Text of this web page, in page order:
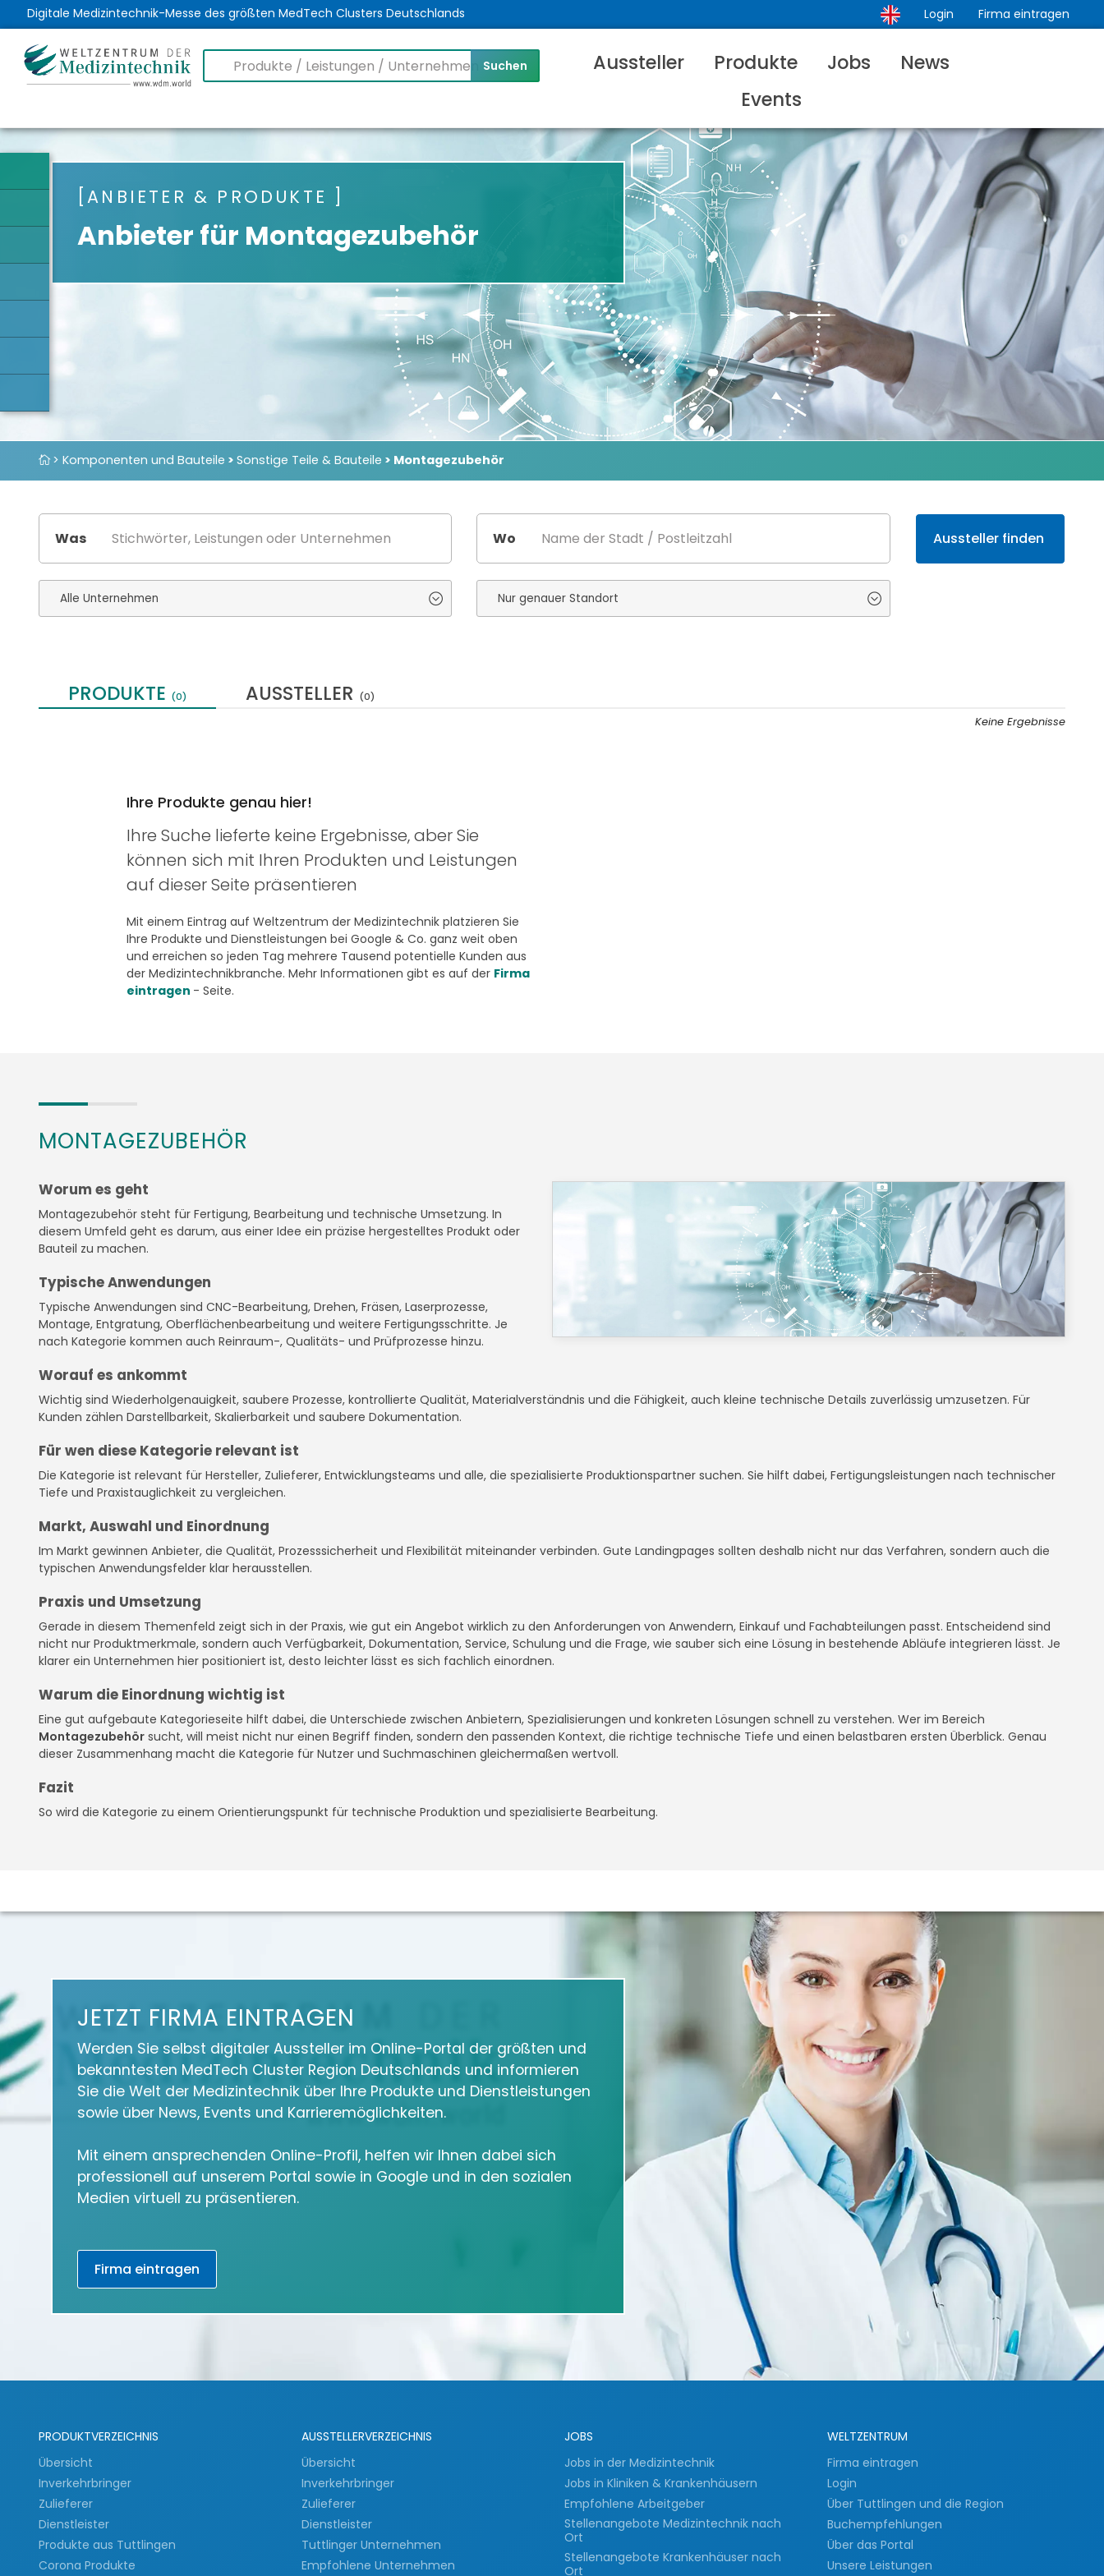
Digitale Medizintechnik-Messe des größten MedTech Clusters Deutschlands Login Firma eintragen
Aussteller Produkte Jobs
News
Events
ANBIETER & PRODUKTE
Anbieter für Montagezubehör
> Komponenten und Bauteile > Sonstige Teile & Bauteile > Montagezubehör
Was Wo
PRODUKTE (0) AUSSTELLER (0)
Keine Ergebnisse
Ihre Produkte genau hier!
Ihre Suche lieferte keine Ergebnisse, aber Sie
können sich mit Ihren Produkten und Leistungen
auf dieser Seite präsentieren
Mit einem Eintrag auf Weltzentrum der Medizintechnik platzieren Sie
Ihre Produkte und Dienstleistungen bei Google & Co. ganz weit oben
und erreichen so jeden Tag mehrere Tausend potentielle Kunden aus
der Medizintechnikbranche. Mehr Informationen gibt es auf der Firma
eintragen - Seite.
MONTAGEZUBEHÖR
Worum es geht
Montagezubehör steht für Fertigung, Bearbeitung und technische Umsetzung. In
diesem Umfeld geht es darum, aus einer Idee ein präzise hergestelltes Produkt oder
Bauteil zu machen.
Typische Anwendungen
Typische Anwendungen sind CNC-Bearbeitung, Drehen, Fräsen, Laserprozesse,
Montage, Entgratung, Oberflächenbearbeitung und weitere Fertigungsschritte. Je
nach Kategorie kommen auch Reinraum-, Qualitäts- und Prüfprozesse hinzu.
Worauf es ankommt
Wichtig sind Wiederholgenauigkeit, saubere Prozesse, kontrollierte Qualität, Materialverständnis und die Fähigkeit, auch kleine technische Details zuverlässig umzusetzen. Für
Kunden zählen Darstellbarkeit, Skalierbarkeit und saubere Dokumentation.
Für wen diese Kategorie relevant ist
Die Kategorie ist relevant für Hersteller, Zulieferer, Entwicklungsteams und alle, die spezialisierte Produktionspartner suchen. Sie hilft dabei, Fertigungsleistungen nach technischer
Tiefe und Praxistauglichkeit zu vergleichen.
Markt, Auswahl und Einordnung
Im Markt gewinnen Anbieter, die Qualität, Prozesssicherheit und Flexibilität miteinander verbinden. Gute Landingpages sollten deshalb nicht nur das Verfahren, sondern auch die
typischen Anwendungsfelder klar herausstellen.
Praxis und Umsetzung
Gerade in diesem Themenfeld zeigt sich in der Praxis, wie gut ein Angebot wirklich zu den Anforderungen von Anwendern, Einkauf und Fachabteilungen passt. Entscheidend sind
nicht nur Produktmerkmale, sondern auch Verfügbarkeit, Dokumentation, Service, Schulung und die Frage, wie sauber sich eine Lösung in bestehende Abläufe integrieren lässt. Je
klarer ein Unternehmen hier positioniert ist, desto leichter lässt es sich fachlich einordnen.
Warum die Einordnung wichtig ist
Eine gut aufgebaute Kategorieseite hilft dabei, die Unterschiede zwischen Anbietern, Spezialisierungen und konkreten Lösungen schnell zu verstehen. Wer im Bereich
Montagezubehör sucht, will meist nicht nur einen Begriff finden, sondern den passenden Kontext, die richtige technische Tiefe und einen belastbaren ersten Überblick. Genau
dieser Zusammenhang macht die Kategorie für Nutzer und Suchmaschinen gleichermaßen wertvoll.
Fazit
So wird die Kategorie zu einem Orientierungspunkt für technische Produktion und spezialisierte Bearbeitung.
JETZT FIRMA EINTRAGEN
Werden Sie selbst digitaler Aussteller im Online-Portal der größten und
bekanntesten MedTech Cluster Region Deutschlands und informieren
Sie die Welt der Medizintechnik über Ihre Produkte und Dienstleistungen
sowie über News, Events und Karrieremöglichkeiten.
Mit einem ansprechenden Online-Profil, helfen wir Ihnen dabei sich
professionell auf unserem Portal sowie in Google und in den sozialen
Medien virtuell zu präsentieren.
Firma eintragen
PRODUKTVERZEICHNIS
Übersicht
Inverkehrbringer
Zulieferer
Dienstleister
Produkte aus Tuttlingen
Corona Produkte
AUSSTELLERVERZEICHNIS
Übersicht
Inverkehrbringer
Zulieferer
Dienstleister
Tuttlinger Unternehmen
Empfohlene Unternehmen
JOBS
Jobs in der Medizintechnik
Jobs in Kliniken & Krankenhäusern
Empfohlene Arbeitgeber
Stellenangebote Medizintechnik nach
Ort
Stellenangebote Krankenhäuser nach
Ort
WELTZENTRUM
Firma eintragen
Login
Über Tuttlingen und die Region
Buchempfehlungen
Über das Portal
Unsere Leistungen